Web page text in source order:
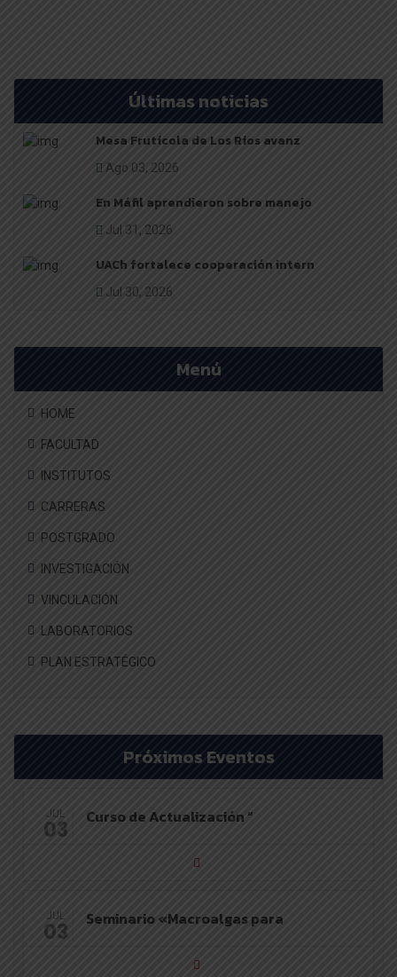
Últimas noticias
Mesa Frutícola de Los Ríos avanz
Ago 03, 2026
En Máfil aprendieron sobre manejo
Jul 31, 2026
UACh fortalece cooperación intern
Jul 30, 2026
Menú
HOME
FACULTAD
INSTITUTOS
CARRERAS
POSTGRADO
INVESTIGACIÓN
VINCULACIÓN
LABORATORIOS
PLAN ESTRATÉGICO
Próximos Eventos
JUL
03 Curso de Actualización “
JUL
03 Seminario «Macroalgas para